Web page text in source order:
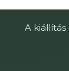
A kiállítás